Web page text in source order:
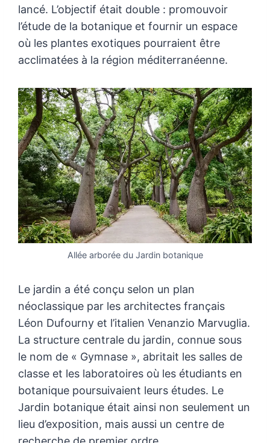
lancé. L’objectif était double : promouvoir
l’étude de la botanique et fournir un espace
où les plantes exotiques pourraient être
acclimatées à la région méditerranéenne.
Allée arborée du Jardin botanique
Le jardin a été conçu selon un plan
néoclassique par les architectes français
Léon Dufourny et l’italien Venanzio Marvuglia.
La structure centrale du jardin, connue sous
le nom de « Gymnase », abritait les salles de
classe et les laboratoires où les étudiants en
botanique poursuivaient leurs études. Le
Jardin botanique était ainsi non seulement un
lieu d’exposition, mais aussi un centre de